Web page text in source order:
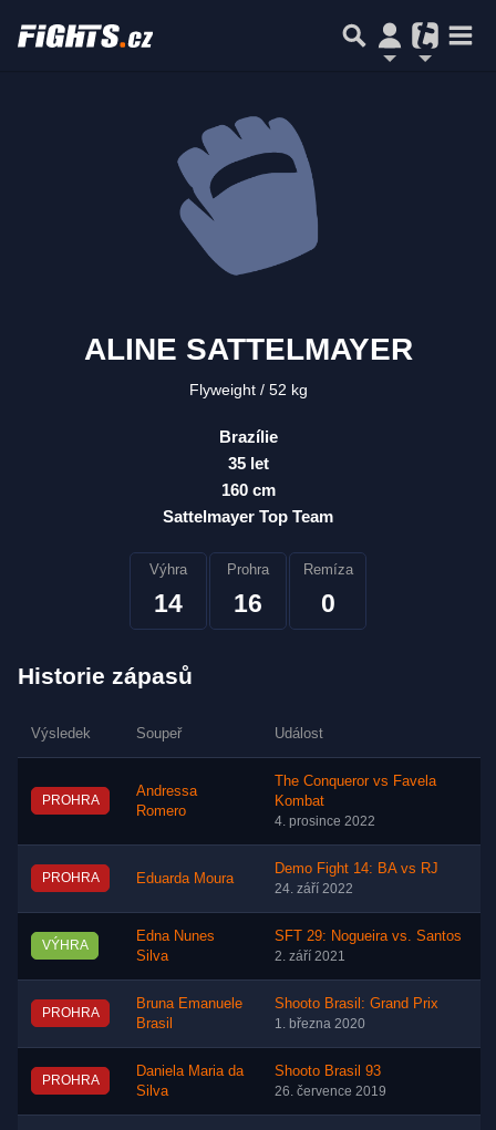
ALINE SATTELMAYER
Flyweight 52 kg
Brazílie
35 let
160 cm
Sattelmayer Top Team
Výhra
14
Prohra
16
Remíza
0
Historie zápasů
Výsledek Soupeř Událost
PROHRA
Andressa
Romero
The Conqueror vs Favela
Kombat
4. prosince 2022
PROHRA Eduarda Moura
Demo Fight 14: BA vs RJ
24. září 2022
VÝHRA
Edna Nunes
Silva
SFT 29: Nogueira vs. Santos
2. září 2021
PROHRA
Bruna Emanuele
Brasil
Shooto Brasil: Grand Prix
1. března 2020
PROHRA
Daniela Maria da
Silva
Shooto Brasil 93
26. července 2019